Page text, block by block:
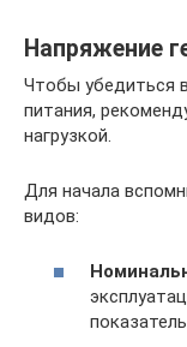
Напряжение
Чтобы убедиться
питания,
нагрузкой.
Для начала
видов: